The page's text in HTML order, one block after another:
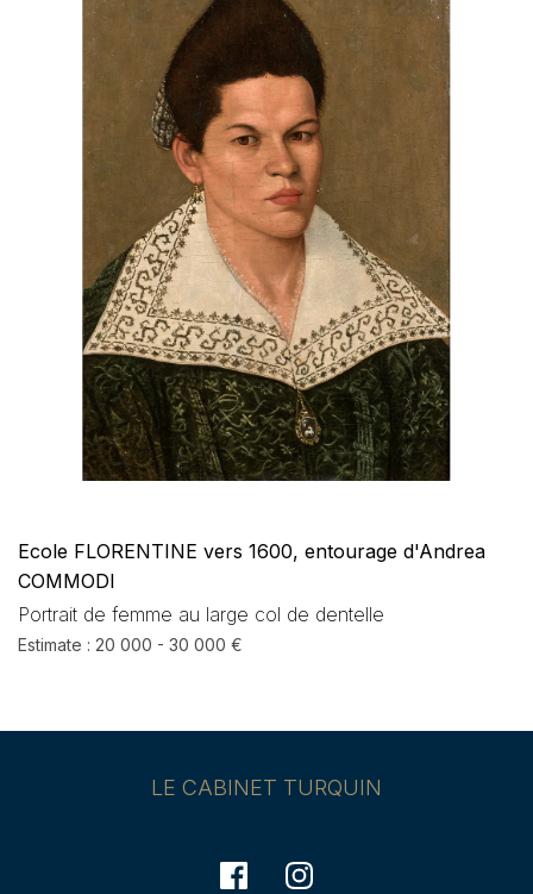
Ecole FLORENTINE vers 1600, entourage d'Andrea
COMMODI
Portrait de femme au large col de dentelle
Estimate : 20 000 - 30 000 €
LE CABINET TURQUIN